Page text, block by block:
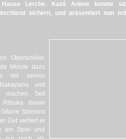
Lerche. Kazé Anime konnte
sichern, und präsentiert nun
Oberschüler,
Minute dazu
mit seinen
und
machen. Seit
davon
Spielens
Zeit verliert er
am Spiel und